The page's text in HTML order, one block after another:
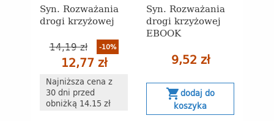
Syn. Rozważania
drogi krzyżowej
14,19 zł -10%
12,77 zł
Najniższa cena z
30 dni przed
obniżką 14.15 zł
Syn. Rozważania
drogi krzyżowej
EBOOK
9,52 zł
shopping_cartdodaj do
koszyka